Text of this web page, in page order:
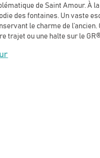
de Saint Amour. À
des fontaines. Un vaste
le charme de
trajet ou une halte sur le